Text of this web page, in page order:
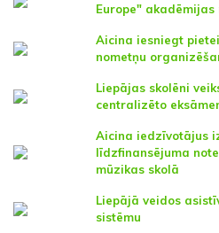
Europe" akadēmijas
Aicina iesniegt
nometņu
Liepājas skolēni
centralizēto
Aicina iedzīvotājus
līdzfinansējuma
mūzikas skolā
Liepājā veidos
sistēmu